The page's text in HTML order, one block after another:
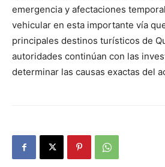
emergencia y afectaciones
vehicular en esta importante vía
principales destinos turísticos de
autoridades continúan con las
determinar las causas exactas del